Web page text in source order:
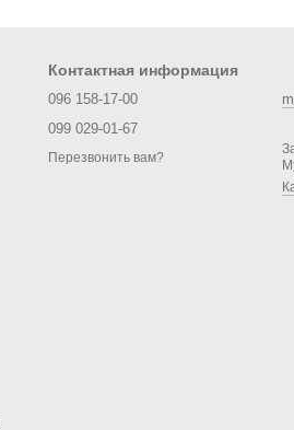
Контактная информация
096 158-17-00
099 029-01-67
Перезвонить вам?